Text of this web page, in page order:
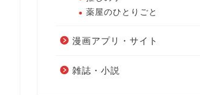
薬屋のひとりごと
漫画アプリ・サイト
雑誌・小説